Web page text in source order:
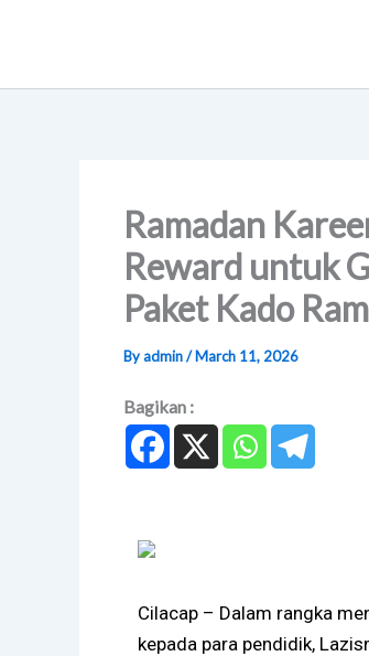
Ramadan
Reward untuk
Paket Kado
By admin/March 11, 2026
Bagikan :
Cilacap – Dalam rangka
kepada para pendidik,